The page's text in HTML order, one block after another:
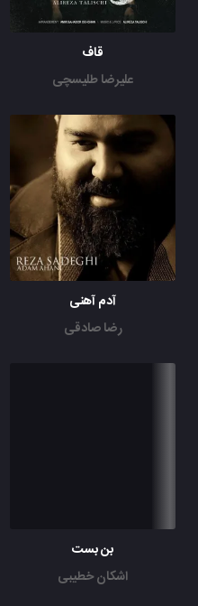
قاف
علیرضا طلیسچی
آدم آهنی
رضا صادقی
بن بست
اشکان خطیبی